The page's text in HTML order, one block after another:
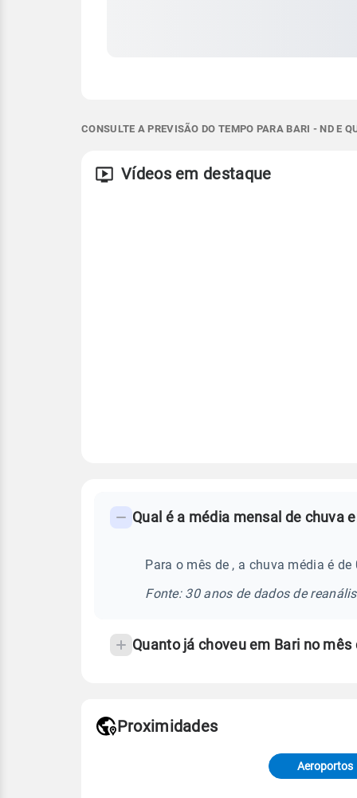
CONSULTE A PREVISÃO DO TEMPO PARA BARI - ND E
Vídeos em destaque
frequentes
temperatura
Para o mês de , a chuva média é
Fonte: 30 anos de dados de
Quanto já choveu em Bari no mês
de Tempo e Estudos Climáticos
Proximidades
Aeroportos